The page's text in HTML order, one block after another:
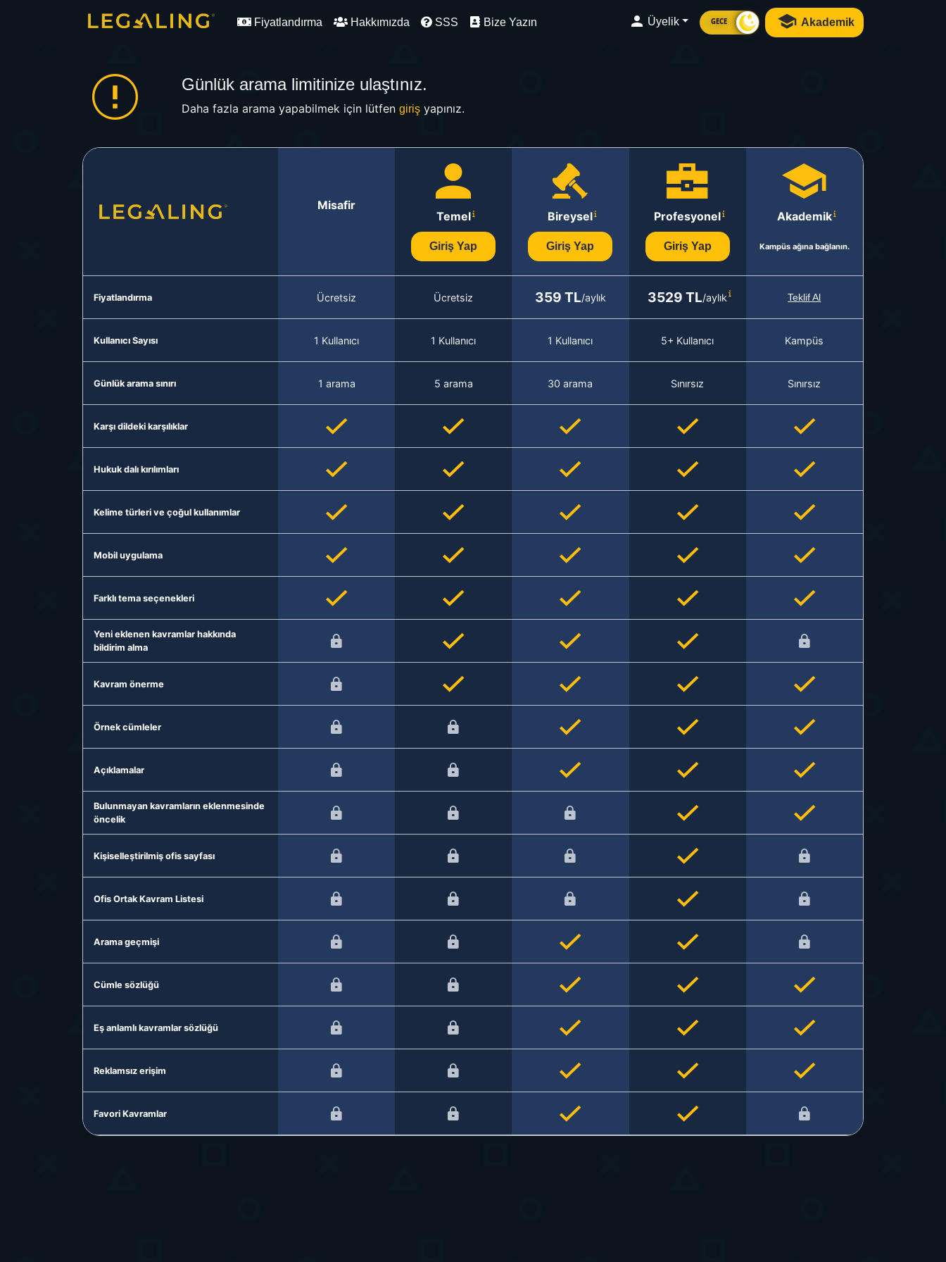
Fiyatlandırma Hakkımızda SSS Bize Yazın Üyelik GECE Akademik
Günlük arama limitinize ulaştınız.
Daha fazla arama yapabilmek için lütfen girişyapınız.
Misafir
Temel
Giriş Yap
Bireysel
Giriş Yap
Profesyonel
Giriş Yap
Akademik
Kampüs ağına bağlanın.
Fiyatlandırma Ücretsiz Ücretsiz 359 TL/aylık 3529 TL/aylık Teklif Al
Kullanıcı Sayısı 1 Kullanıcı 1 Kullanıcı 1 Kullanıcı 5+ Kullanıcı Kampüs
Günlük arama sınırı 1 arama 5 arama 30 arama Sınırsız Sınırsız
Karşı dildeki karşılıklar
Hukuk dalı kırılımları
Kelime türleri ve çoğul kullanımlar
Mobil uygulama
Farklı tema seçenekleri
Yeni eklenen kavramlar hakkında
bildirim alma
Kavram önerme
Örnek cümleler
Açıklamalar
Bulunmayan kavramların eklenmesinde
öncelik
Kişiselleştirilmiş ofis sayfası
Ofis Ortak Kavram Listesi
Arama geçmişi
Cümle sözlüğü
Eş anlamlı kavramlar sözlüğü
Reklamsız erişim
Favori Kavramlar